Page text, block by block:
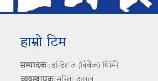
हाम्रो टिम
सम्पादक :डण्डिराज (बिबेक) घिमिरे